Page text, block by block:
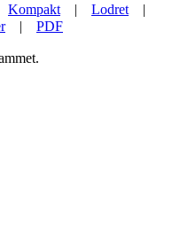
Kompakt | Lodret |
| PDF